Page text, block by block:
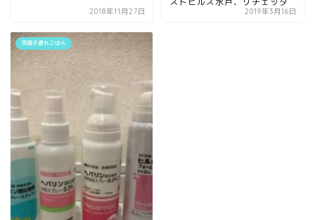
2018年11月27日 2019年3月16日
茨城子連れごはん